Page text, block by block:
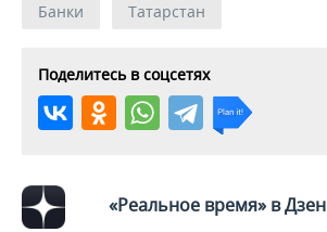
Банки
Татарстан
Поделитесь в соцсетях
«Реальное время» в Дзен